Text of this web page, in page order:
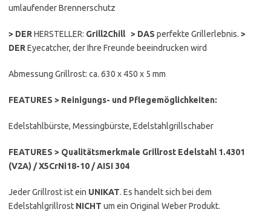
umlaufender Brennerschutz
> DERHERSTELLER: Grill2Chill > DAS perfekte Grillerlebnis. >
DEREyecatcher, der Ihre Freunde beeindrucken wird
Abmessung Grillrost: ca. 630 x 450 x 5 mm
FEATURES > Reinigungs- und Pflegemöglichkeiten:
Edelstahlbürste, Messingbürste, Edelstahlgrillschaber
FEATURES > Qualitätsmerkmale Grillrost Edelstahl 1.4301
(V2A) / X5CrNi18-10 / AISI 304
Jeder Grillrost ist ein UNIKAT. Es handelt sich bei dem
Edelstahlgrillrost NICHT um ein Original Weber Produkt.